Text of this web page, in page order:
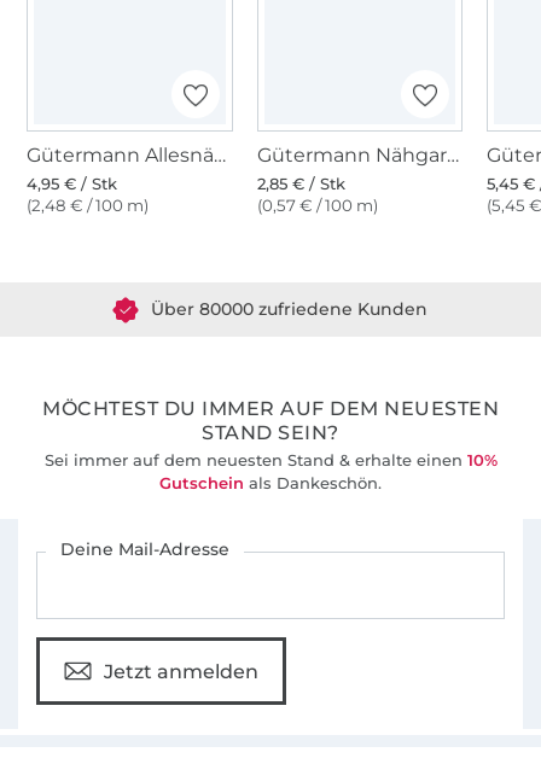
Gütermann Allesnäher (800) weiss
4,95 € / Stk
(2,48 € / 100 m)
Gütermann Nähgarn Toldi, 500 m, weiss
2,85 € / Stk
(0,57 € / 100 m)
5,45 €
(5,45
Über 80000 zufriedene Kunden
MÖCHTEST DU IMMER AUF DEM NEUESTEN
STAND SEIN?
Sei immer auf dem neuesten Stand & erhalte einen 10%
Gutschein als Dankeschön.
Deine Mail-Adresse
Jetzt anmelden